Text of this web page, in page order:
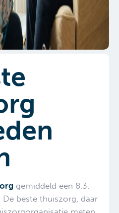
gemiddeld een 8.3.
beste thuiszorg, daar
meten
Op
Haag.